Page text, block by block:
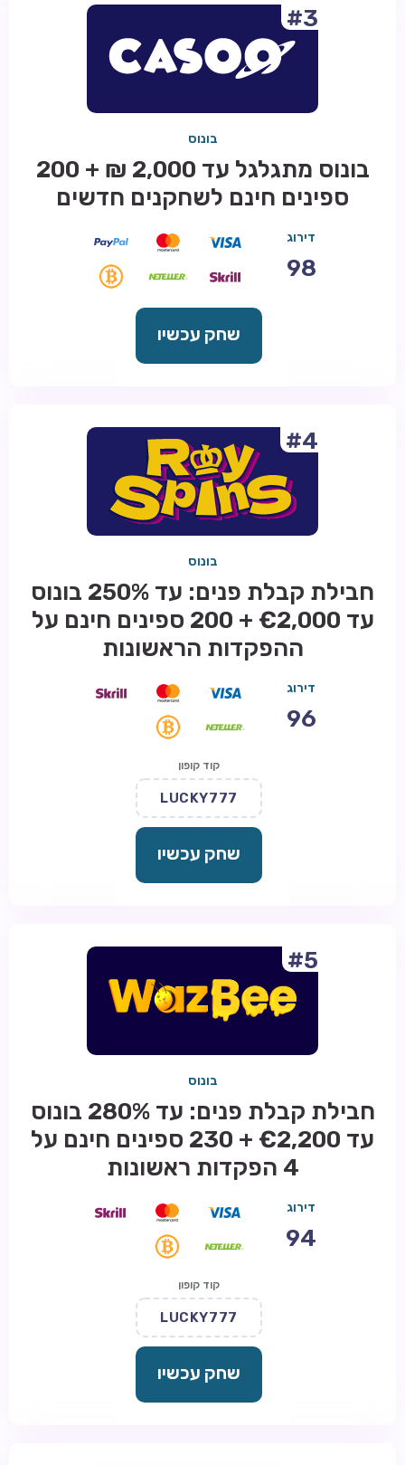
#3
בונוס
בונוס מתגלגל עד 2,000 ₪ + 200
ספינים חינם לשחקנים חדשים
דירוג
98
שחק עכשיו
#4
בונוס
חבילת קבלת פנים: עד 250% בונוס
עד €2,000 + 200 ספינים חינם על
ההפקדות הראשונות
דירוג
96
קוד קופון
LUCKY777
שחק עכשיו
#5
בונוס
חבילת קבלת פנים: עד 280% בונוס
עד €2,200 + 230 ספינים חינם על
4 הפקדות ראשונות
דירוג
94
קוד קופון
LUCKY777
שחק עכשיו